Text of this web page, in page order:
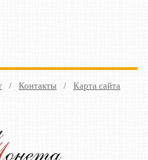
/ Контакты / Карта сайта